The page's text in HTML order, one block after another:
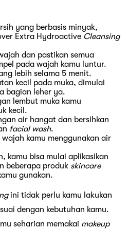
yang berbasis minyak,
Extra Hydroactive Cleansing
dan pastikan semua
pada wajah kamu luntur.
lebih selama 5 menit.
kecil pada muka, dimulai
bagian leher ya.
lembut muka kamu
kecil.
air hangat dan bersihkan
facial wash.
kamu menggunakan air
kamu bisa mulai aplikasikan
beberapa produk skincare
gunakan.
ini tidak perlu kamu lakukan
dengan kebutuhan kamu.
seharian memakai makeup